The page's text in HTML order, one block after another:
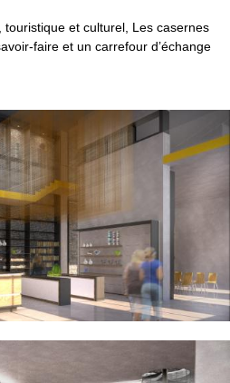
et culturel, Les casernes
faire et un carrefour d’échange